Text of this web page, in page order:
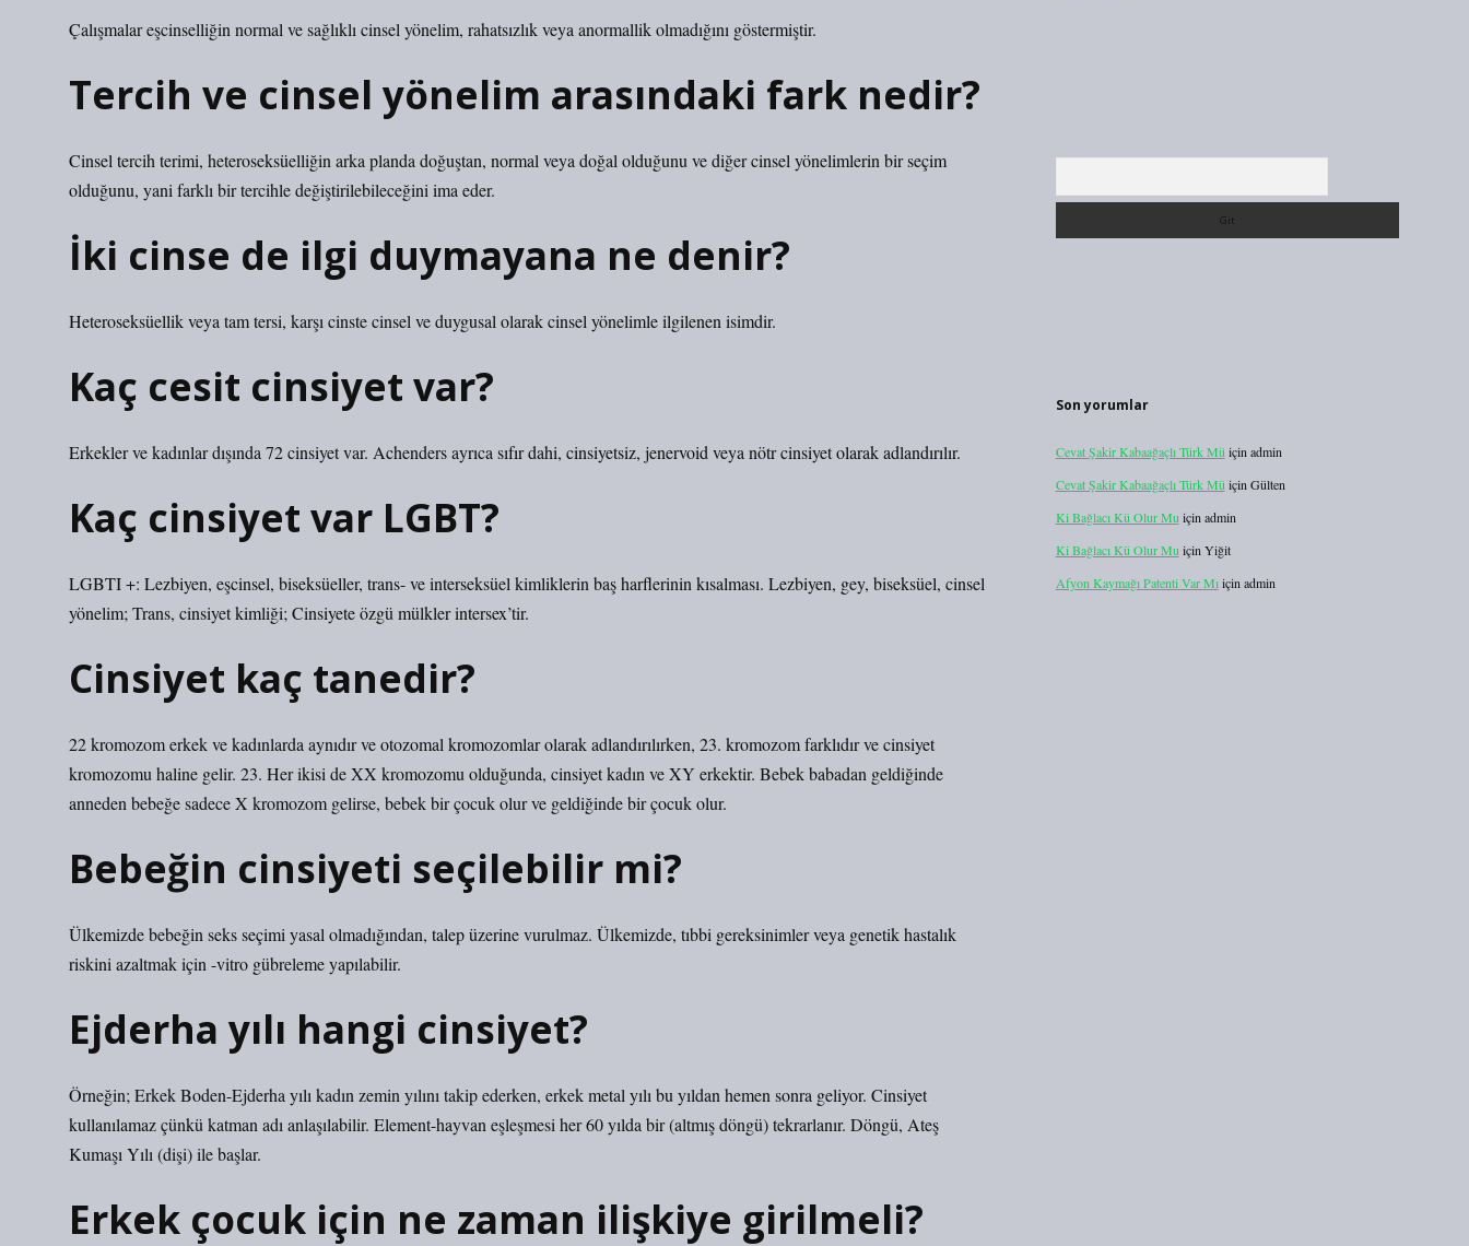
Çalışmalar eşcinselliğin normal ve sağlıklı cinsel yönelim, rahatsızlık veya anormallik olmadığını göstermiştir.
Tercih ve cinsel yönelim arasındaki fark nedir?
Cinsel tercih terimi, heteroseksüelliğin arka planda doğuştan, normal veya doğal olduğunu ve diğer cinsel yönelimlerin bir seçim
olduğunu, yani farklı bir tercihle değiştirilebileceğini ima eder.
İki cinse de ilgi duymayana ne denir?
Heteroseksüellik veya tam tersi, karşı cinste cinsel ve duygusal olarak cinsel yönelimle ilgilenen isimdir.
Kaç cesit cinsiyet var?
Erkekler ve kadınlar dışında 72 cinsiyet var. Achenders ayrıca sıfır dahi, cinsiyetsiz, jenervoid veya nötr cinsiyet olarak adlandırılır.
Kaç cinsiyet var LGBT?
LGBTI +: Lezbiyen, eşcinsel, biseksüeller, trans- ve interseksüel kimliklerin baş harflerinin kısalması. Lezbiyen, gey, biseksüel, cinsel
yönelim; Trans, cinsiyet kimliği; Cinsiyete özgü mülkler intersex’tir.
Cinsiyet kaç tanedir?
22 kromozom erkek ve kadınlarda aynıdır ve otozomal kromozomlar olarak adlandırılırken, 23. kromozom farklıdır ve cinsiyet
kromozomu haline gelir. 23. Her ikisi de XX kromozomu olduğunda, cinsiyet kadın ve XY erkektir. Bebek babadan geldiğinde
anneden bebeğe sadece X kromozom gelirse, bebek bir çocuk olur ve geldiğinde bir çocuk olur.
Bebeğin cinsiyeti seçilebilir mi?
Ülkemizde bebeğin seks seçimi yasal olmadığından, talep üzerine vurulmaz. Ülkemizde, tıbbi gereksinimler veya genetik hastalık
riskini azaltmak için -vitro gübreleme yapılabilir.
Ejderha yılı hangi cinsiyet?
Örneğin; Erkek Boden-Ejderha yılı kadın zemin yılını takip ederken, erkek metal yılı bu yıldan hemen sonra geliyor. Cinsiyet
kullanılamaz çünkü katman adı anlaşılabilir. Element-hayvan eşleşmesi her 60 yılda bir (altmış döngü) tekrarlanır. Döngü, Ateş
Kumaşı Yılı (dişi) ile başlar.
Erkek çocuk için ne zaman ilişkiye girilmeli?
Son yorumlar
Cevat Şakir Kabaağaçlı Türk Mü için admin
Cevat Şakir Kabaağaçlı Türk Mü için Gülten
Ki Bağlacı Kü Olur Mu için admin
Ki Bağlacı Kü Olur Mu için Yiğit
Afyon Kaymağı Patenti Var Mıiçin admin